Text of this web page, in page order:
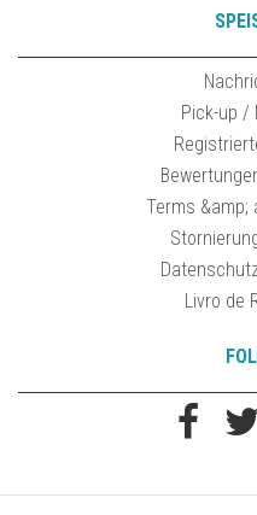
Pick-up /
Terms &amp;
Livro de